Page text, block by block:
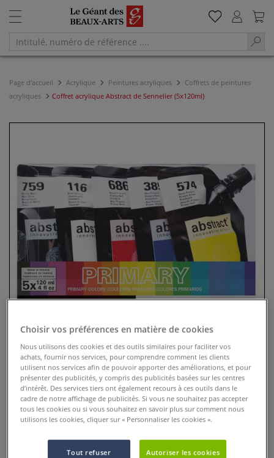
Page d'accueil Acrylique Peintures acryliques
Coffrets de peintures
acryliques
Coffret acrylique Abstract de Sennelier (5x120ml)
Coffret acrylique Abstract de
Sennelier (5x120ml)
Choisir vos préférences en matière de cookies
Nous utilisons des cookies et des outils similaires pour faciliter vos
achats, fournir nos services, pour comprendre comment les clients
utilisent nos services afin de pouvoir apporter des améliorations, et pour
présenter des publicités, y compris des publicités basées sur les centres
d’intérêt. Des services tiers ont également recours à ces outils dans le
cadre de notre affichage de publicités. Si vous ne souhaitez pas accepter
tous les cookies ou si vous souhaitez en savoir plus sur comment nous
utilisons les cookies, cliquer sur « Personnaliser les cookies ».
Tout refuser Autoriser les cookies